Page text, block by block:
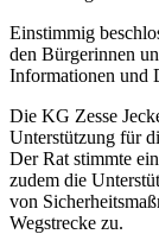
Einstimmig
den Bürgerinnen
Informationen und
Die KG Zesse
Unterstützung für
Der Rat stimmte
zudem die
von
Wegstrecke zu.